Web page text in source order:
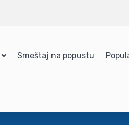
Smeštaj na popustu